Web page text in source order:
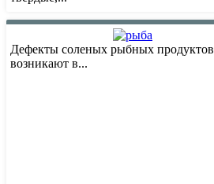
Дефекты соленых рыбных продуктов
возникают в...